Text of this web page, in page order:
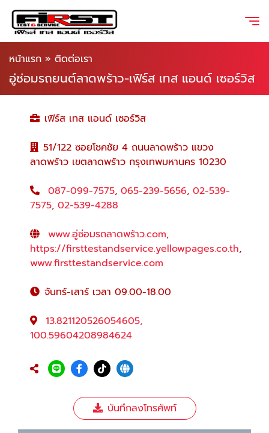
หน้าแรก » ติดต่อเรา
อู่ซ่อมรถยนต์ลาดพร้าว-เฟิร์ส เทส แอนด์ เซอร์วิส
เฟิร์ส เทส แอนด์ เซอร์วิส
51/122 ซอยโชคชัย 4 ถนนลาดพร้าว แขวง
ลาดพร้าว เขตลาดพร้าว กรุงเทพมหานคร 10230
087-099-7575, 065-239-5656, 02-539-
7575, 02-539-4288
www.อู่ซ่อมรถลาดพร้าว.com,
https://firsttestandservice.yellowpages.co.th,
www.firsttestandservice.com
จันทร์-เสาร์ เวลา 09.00-18.00
13.821120526054605,
100.59604208984624
บันทึกลงโทรศัพท์